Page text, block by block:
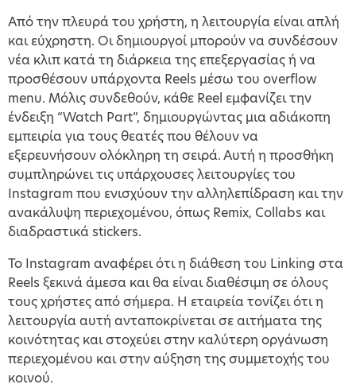
Από την πλευρά του χρήστη, η λειτουργία είναι απλή
και εύχρηστη. Οι δημιουργοί μπορούν να συνδέσουν
νέα κλιπ κατά τη διάρκεια της επεξεργασίας ή να
προσθέσουν υπάρχοντα Reels μέσω του overflow
menu. Μόλις συνδεθούν, κάθε Reel εμφανίζει την
ένδειξη “Watch Part”, δημιουργώντας μια αδιάκοπη
εμπειρία για τους θεατές που θέλουν να
εξερευνήσουν ολόκληρη τη σειρά. Αυτή η προσθήκη
συμπληρώνει τις υπάρχουσες λειτουργίες του
Instagram που ενισχύουν την αλληλεπίδραση και την
ανακάλυψη περιεχομένου, όπως Remix, Collabs και
διαδραστικά stickers.
Το Instagram αναφέρει ότι η διάθεση του Linking στα
Reels ξεκινά άμεσα και θα είναι διαθέσιμη σε όλους
τους χρήστες από σήμερα. Η εταιρεία τονίζει ότι η
λειτουργία αυτή ανταποκρίνεται σε αιτήματα της
κοινότητας και στοχεύει στην καλύτερη οργάνωση
περιεχομένου και στην αύξηση της συμμετοχής του
κοινού.